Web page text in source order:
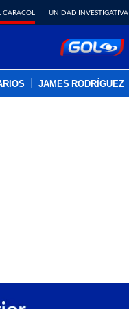
CARACOL UNIDAD INVESTIGATIVA
JAMES RODRÍGUEZ